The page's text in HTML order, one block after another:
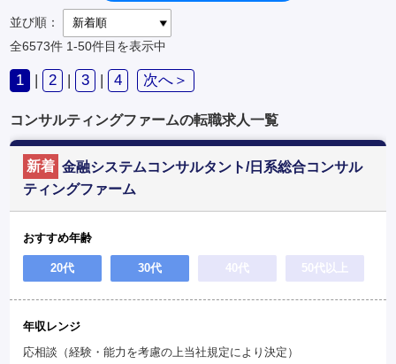
並び順：
全6573件 1-50件目を表示中
1 | 2 | 3 | 4 次へ＞
コンサルティングファームの転職求人一覧
新着 金融システムコンサルタント/日系総合コンサル
ティングファーム
おすすめ年齢
20代 30代 40代 50代以上
年収レンジ
応相談（経験・能力を考慮の上当社規定により決定）